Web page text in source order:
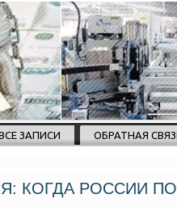
ЗАПИСИ ОБРАТНАЯ
КОГДА РОССИИ